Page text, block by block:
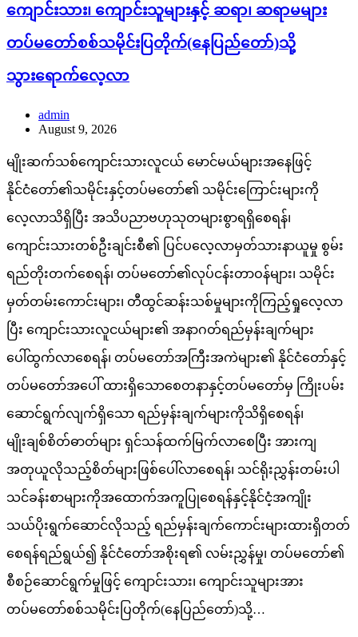
ကျောင်းသား၊ ကျောင်းသူများနှင့် ဆရာ၊ ဆရာမများ
တပ်မတော်စစ်သမိုင်းပြတိုက်(နေပြည်တော်)သို့
သွားရောက်လေ့လာ
admin
August 9, 2026
မျိုးဆက်သစ်ကျောင်းသားလူငယ် မောင်မယ်များအနေဖြင့်
နိုင်ငံတော်၏သမိုင်းနှင့်တပ်မတော်၏ သမိုင်းကြောင်းများကို
လေ့လာသိရှိပြီး အသိပညာဗဟုသုတများစွာရရှိစေရန်၊
ကျောင်းသားတစ်ဦးချင်းစီ၏ ပြင်ပလေ့လာမှတ်သားနာယူမှု စွမ်း
ရည်တိုးတက်စေရန်၊ တပ်မတော်၏လုပ်ငန်းတာဝန်များ၊ သမိုင်း
မှတ်တမ်းကောင်းများ၊ တီထွင်ဆန်းသစ်မှုများကိုကြည့်ရှုလေ့လာ
ပြီး ကျောင်းသားလူငယ်များ၏ အနာဂတ်ရည်မှန်းချက်များ
ပေါ်ထွက်လာစေရန်၊ တပ်မတော်အကြီးအကဲများ၏ နိုင်ငံတော်နှင့်
တပ်မတော်အပေါ် ထားရှိသောစေတနာနှင့်တပ်မတော်မှ ကြိုးပမ်း
ဆောင်ရွက်လျက်ရှိသော ရည်မှန်းချက်များကိုသိရှိစေရန်၊
မျိုးချစ်စိတ်ဓာတ်များ ရှင်သန်ထက်မြက်လာစေပြီး အားကျ
အတုယူလိုသည့်စိတ်များဖြစ်ပေါ်လာစေရန်၊ သင်ရိုးညွှန်းတမ်းပါ
သင်ခန်းစာများကိုအထောက်အကူပြုစေရန်နှင့်နိုင်ငံ့အကျိုး
သယ်ပိုးရွက်ဆောင်လိုသည့် ရည်မှန်းချက်ကောင်းများထားရှိတတ်
စေရန်ရည်ရွယ်၍ နိုင်ငံတော်အစိုးရ၏ လမ်းညွှန်မှု၊ တပ်မတော်၏
စီစဉ်ဆောင်ရွက်မှုဖြင့် ကျောင်းသား၊ ကျောင်းသူများအား
တပ်မတော်စစ်သမိုင်းပြတိုက်(နေပြည်တော်)သို့…